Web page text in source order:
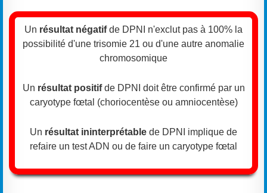
Un résultat négatifde DPNI n'exclut pas à 100% la
possibilité d'une trisomie 21 ou d'une autre anomalie
chromosomique
Un résultat positifde DPNI doit être confirmé par un
caryotype fœtal (choriocentèse ou amniocentèse)
Un résultat ininterprétable de DPNI implique de
refaire un test ADN ou de faire un caryotype fœtal